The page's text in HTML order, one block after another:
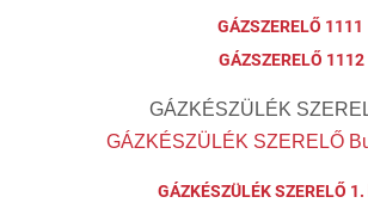
GÁZSZERELŐ 1111
GÁZSZERELŐ 1112
GÁZKÉSZÜLÉK
GÁZKÉSZÜLÉK SZERELŐ
GÁZKÉSZÜLÉK SZERELŐ